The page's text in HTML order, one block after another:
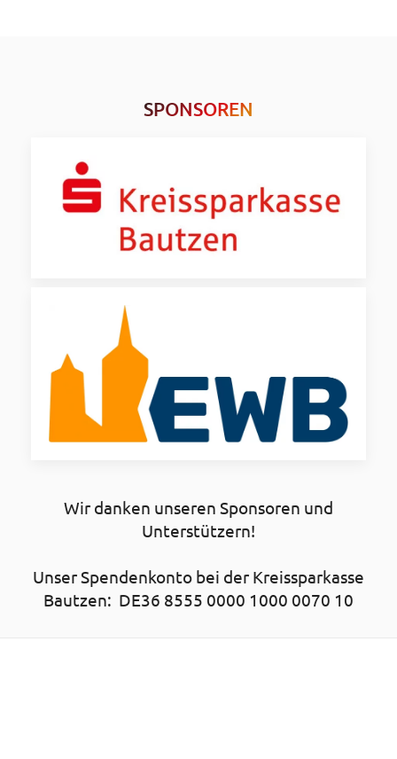
SPONSOREN
Wir danken unseren Sponsoren und
Unterstützern!
Unser Spendenkonto bei der Kreissparkasse
Bautzen: DE36 8555 0000 1000 0070 10